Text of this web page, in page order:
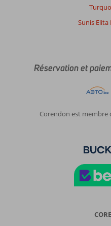
Sunis Elita
Réservation et
Corendon est membre